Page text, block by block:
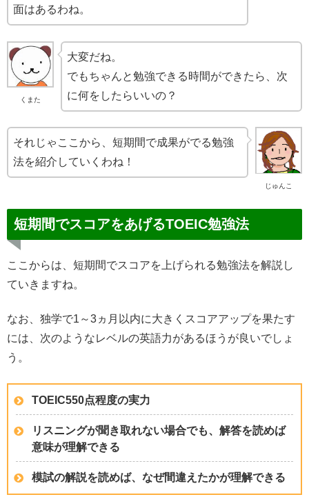
面はあるわね。
くまた
大変だね。
でもちゃんと勉強できる時間ができたら、次
に何をしたらいいの？
じゅんこ
それじゃここから、短期間で成果がでる勉強
法を紹介していくわね！
短期間でスコアをあげるTOEIC勉強法
ここからは、短期間でスコアを上げられる勉強法を解説し
ていきますね。
なお、独学で1～3ヵ月以内に大きくスコアアップを果たす
には、次のようなレベルの英語力があるほうが良いでしょ
う。
TOEIC550点程度の実力
リスニングが聞き取れない場合でも、解答を読めば
意味が理解できる
模試の解説を読めば、なぜ間違えたかが理解できる